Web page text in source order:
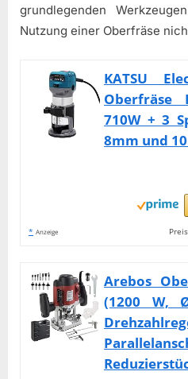
grundlegenden
Nutzung einer Oberfräse
KATSU
Oberfräse
710W + 3
8mm und
* Anzeige
Arebos
(1200 W,